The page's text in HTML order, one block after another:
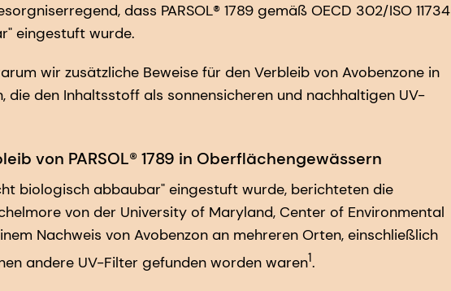
dass PARSOL® 1789 gemäß OECD 302/ISO 11734
eingestuft wurde.
wir zusätzliche Beweise für den Verbleib von Avobenzone in
die den Inhaltsstoff als sonnensicheren und nachhaltigen UV-
von PARSOL® 1789 in Oberflächengewässern
biologisch abbaubar" eingestuft wurde, berichteten die
von der University of Maryland, Center of Environmental
Nachweis von Avobenzon an mehreren Orten, einschließlich
andere UV-Filter gefunden worden waren1.